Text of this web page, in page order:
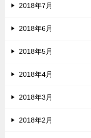
2018年7月
2018年6月
2018年5月
2018年4月
2018年3月
2018年2月